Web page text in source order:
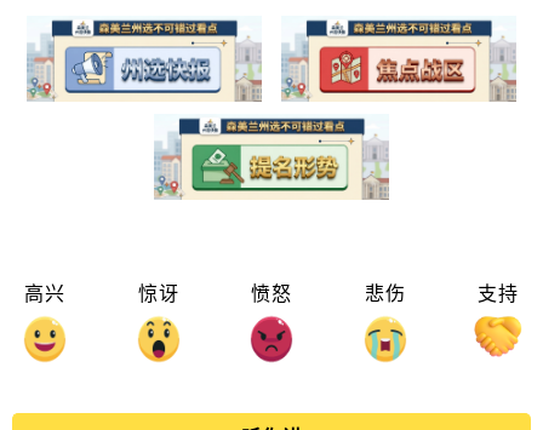
高兴 惊讶 愤怒 悲伤 支持